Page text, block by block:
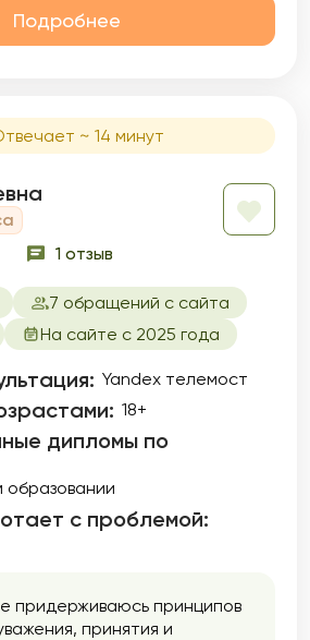
Подробнее
~ 14 минут
1 отзыв
7 обращений с сайта
На сайте с 2025 года
Yandex телемост
18+
дипломы по
с проблемой:
придерживаюсь принципов
принятия и